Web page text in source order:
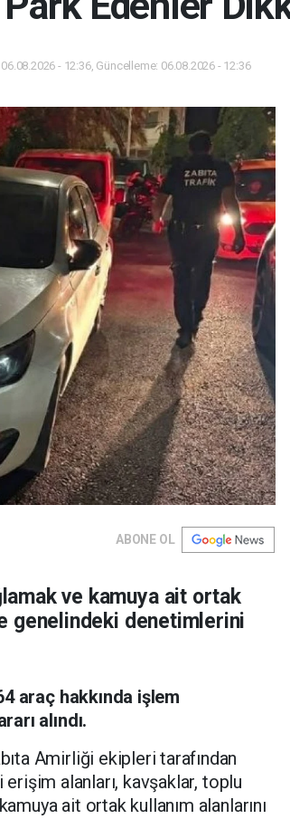
06.08.2026 - 12:36, Güncelleme: 06.08.2026 - 12:36
ABONE OL
ve kamuya ait ortak
genelindeki denetimlerini
araç hakkında işlem
alındı.
Amirliği ekipleri tarafından
erişim alanları, kavşaklar, toplu
ait ortak kullanım alanlarını